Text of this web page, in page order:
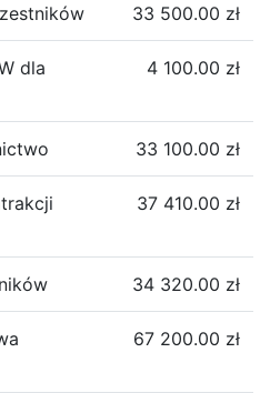
33 500.00 zł
dla
4 100.00 zł
33 100.00 zł
37 410.00 zł
34 320.00 zł
67 200.00 zł